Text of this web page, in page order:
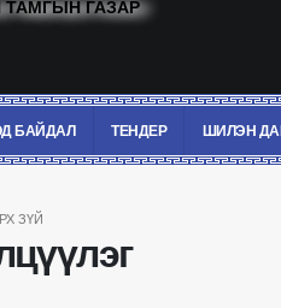
ГАЗАР
БАЙДАЛ ТЕНДЕР ШИЛЭН
ЗҮЙ